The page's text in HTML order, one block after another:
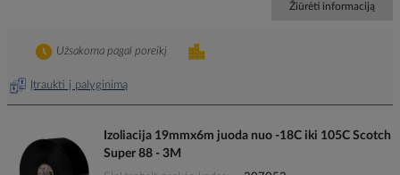
Žiūrėti informaciją
Įtraukti į palyginimą
Užsakoma pagal poreikį
Izoliacija 19mmx6m juoda nuo -18C iki 105C Scotch
Super 88 - 3M